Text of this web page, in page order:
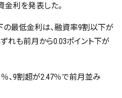
利を発表した。
最低金利は、融資率9割以下が
ずれも前月から0.03ポイント下が
、9割超が2.47％で前月並み